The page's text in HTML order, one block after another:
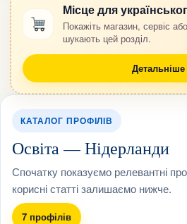
Місце для
Покажіть магазин, сервіс
шукають цей розділ.
Детальніше
КАТАЛОГ ПРОФІЛІВ
Освіта — Нідерланди
Спочатку показуємо релевантні
корисні статті залишаємо нижче.
7 профілів